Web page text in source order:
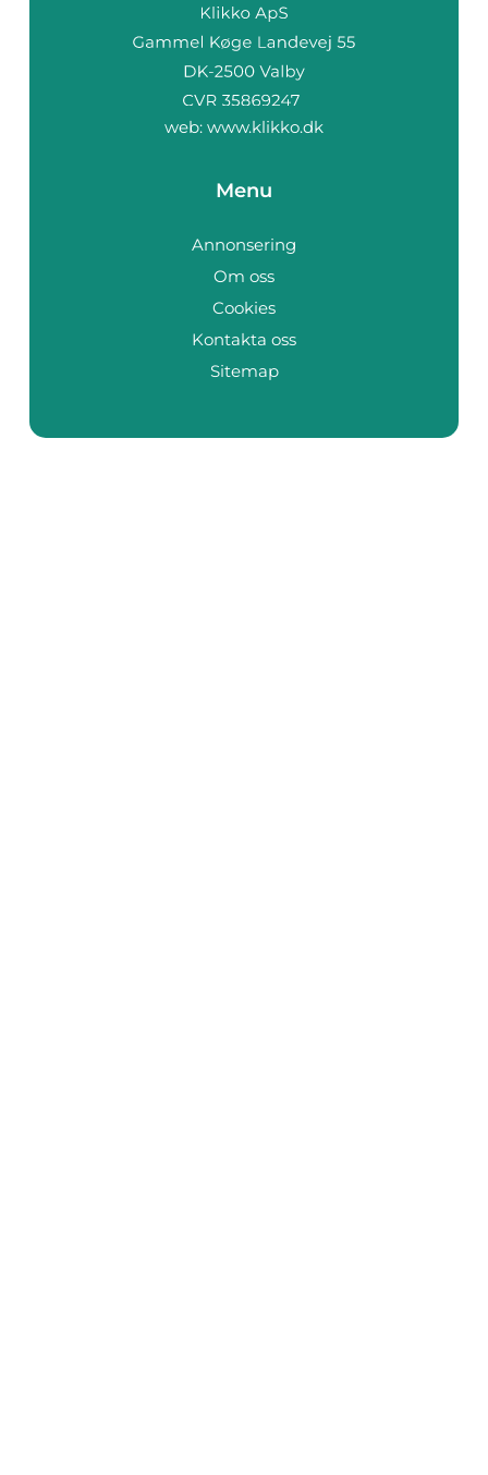
web: www.klikko.dk
Menu
Annonsering
Om oss
Cookies
Kontakta oss
Sitemap